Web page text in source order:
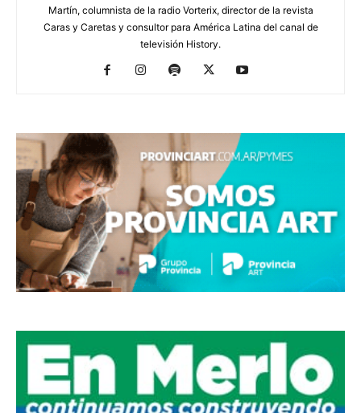
Martín, columnista de la radio Vorterix, director de la revista
Caras y Caretas y consultor para América Latina del canal de
televisión History.